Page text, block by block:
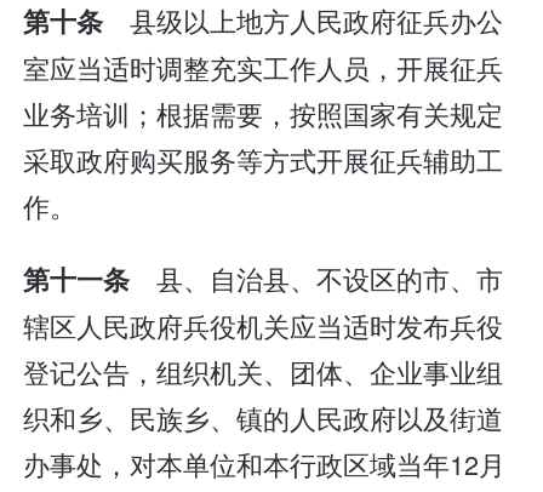
第十条 县级以上地方人民政府征兵办公
室应当适时调整充实工作人员，开展征兵
业务培训；根据需要，按照国家有关规定
采取政府购买服务等方式开展征兵辅助工
作。
第十一条 县、自治县、不设区的市、市
辖区人民政府兵役机关应当适时发布兵役
登记公告，组织机关、团体、企业事业组
织和乡、民族乡、镇的人民政府以及街道
办事处，对本单位和本行政区域当年12月